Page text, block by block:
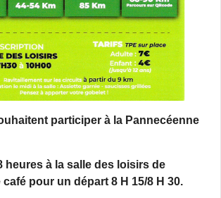
participer à la Pannecéenne
heures à la salle des loisirs de
pour un départ 8 H 15/8 H 30.